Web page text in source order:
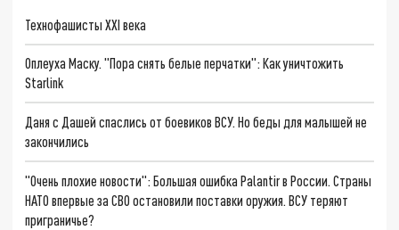
Технофашисты XXI века
Оплеуха Маску. "Пора снять белые перчатки": Как уничтожить
Starlink
Даня с Дашей спаслись от боевиков ВСУ. Но беды для малышей не
закончились
"Очень плохие новости": Большая ошибка Palantir в России. Страны
НАТО впервые за СВО остановили поставки оружия. ВСУ теряют
приграничье?